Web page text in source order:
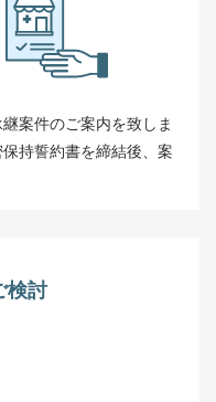
案件のご案内を致しま
持誓約書を締結後、案
検討